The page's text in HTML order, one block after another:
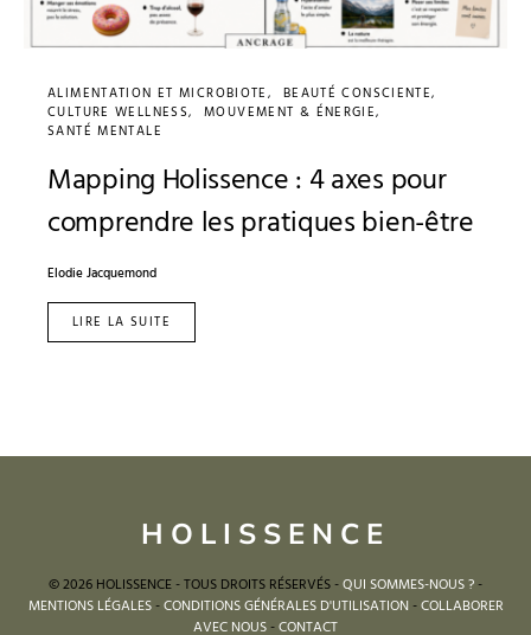
ALIMENTATION ET MICROBIOTE
BEAUTÉ CONSCIENTE
CULTURE WELLNESS
MOUVEMENT & ÉNERGIE
SANTÉ MENTALE
Mapping Holissence : 4 axes pour
comprendre les pratiques bien-être
Elodie Jacquemond
LIRE LA SUITE
HOLISSENCE
© 2026 HOLISSENCE - TOUS DROITS RÉSERVÉS -QUI SOMMES-NOUS ?-
MENTIONS LÉGALES-CONDITIONS GÉNÉRALES D'UTILISATION-COLLABORER
AVEC NOUS-CONTACT